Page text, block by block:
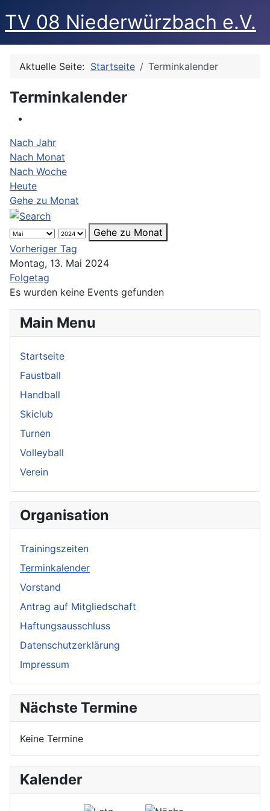
TV 08 Niederwürzbach e.V.
Aktuelle Seite: Startseite Terminkalender
Terminkalender
Nach Jahr
Nach Monat
Nach Woche
Heute
Gehe zu Monat
Gehe zu Monat
Vorheriger Tag
Montag, 13. Mai 2024
Folgetag
Es wurden keine Events gefunden
Main Menu
Startseite
Faustball
Handball
Skiclub
Turnen
Volleyball
Verein
Organisation
Trainingszeiten
Terminkalender
Vorstand
Antrag auf Mitgliedschaft
Haftungsausschluss
Datenschutzerklärung
Impressum
Nächste Termine
Keine Termine
Kalender